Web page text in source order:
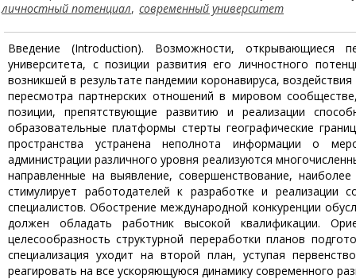
личностный потенциал, современный университет
Введение (Introduction). Возможности, открывающиеся
университета, с позиции развития его личностного
возникшей в результате пандемии коронавируса,
пересмотра партнерских отношений в мировом
позиции, препятствующие развитию и реализации
образовательные платформы стерты географические
пространства устранена неполнота информации о
администрации различного уровня реализуются
направленные на выявление, совершенствование,
стимулирует работодателей к разработке и реализации
специалистов. Обострение международной конкуренции
должен обладать работник высокой квалификации.
целесообразность структурной переработки планов
специализация уходит на второй план, уступая
реагировать на все ускоряющуюся динамику современного